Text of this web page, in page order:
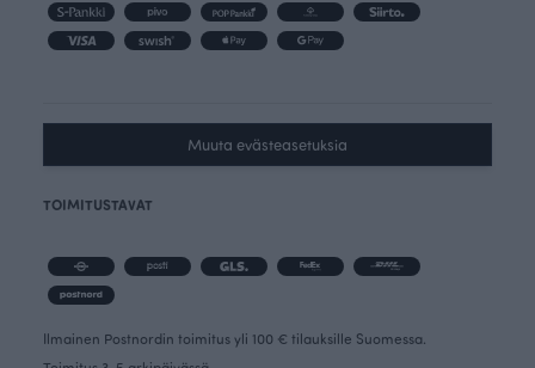
Muuta evästeasetuksia
TOIMITUSTAVAT
Ilmainen Postnordin toimitus yli 100 € tilauksille Suomessa.